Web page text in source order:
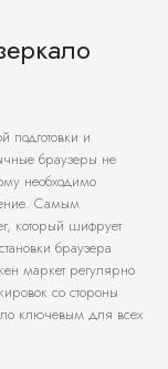
подготовки и
браузеры не
необходимо
Самым
который шифрует
браузера
маркет регулярно
со стороны
ключевым для всех